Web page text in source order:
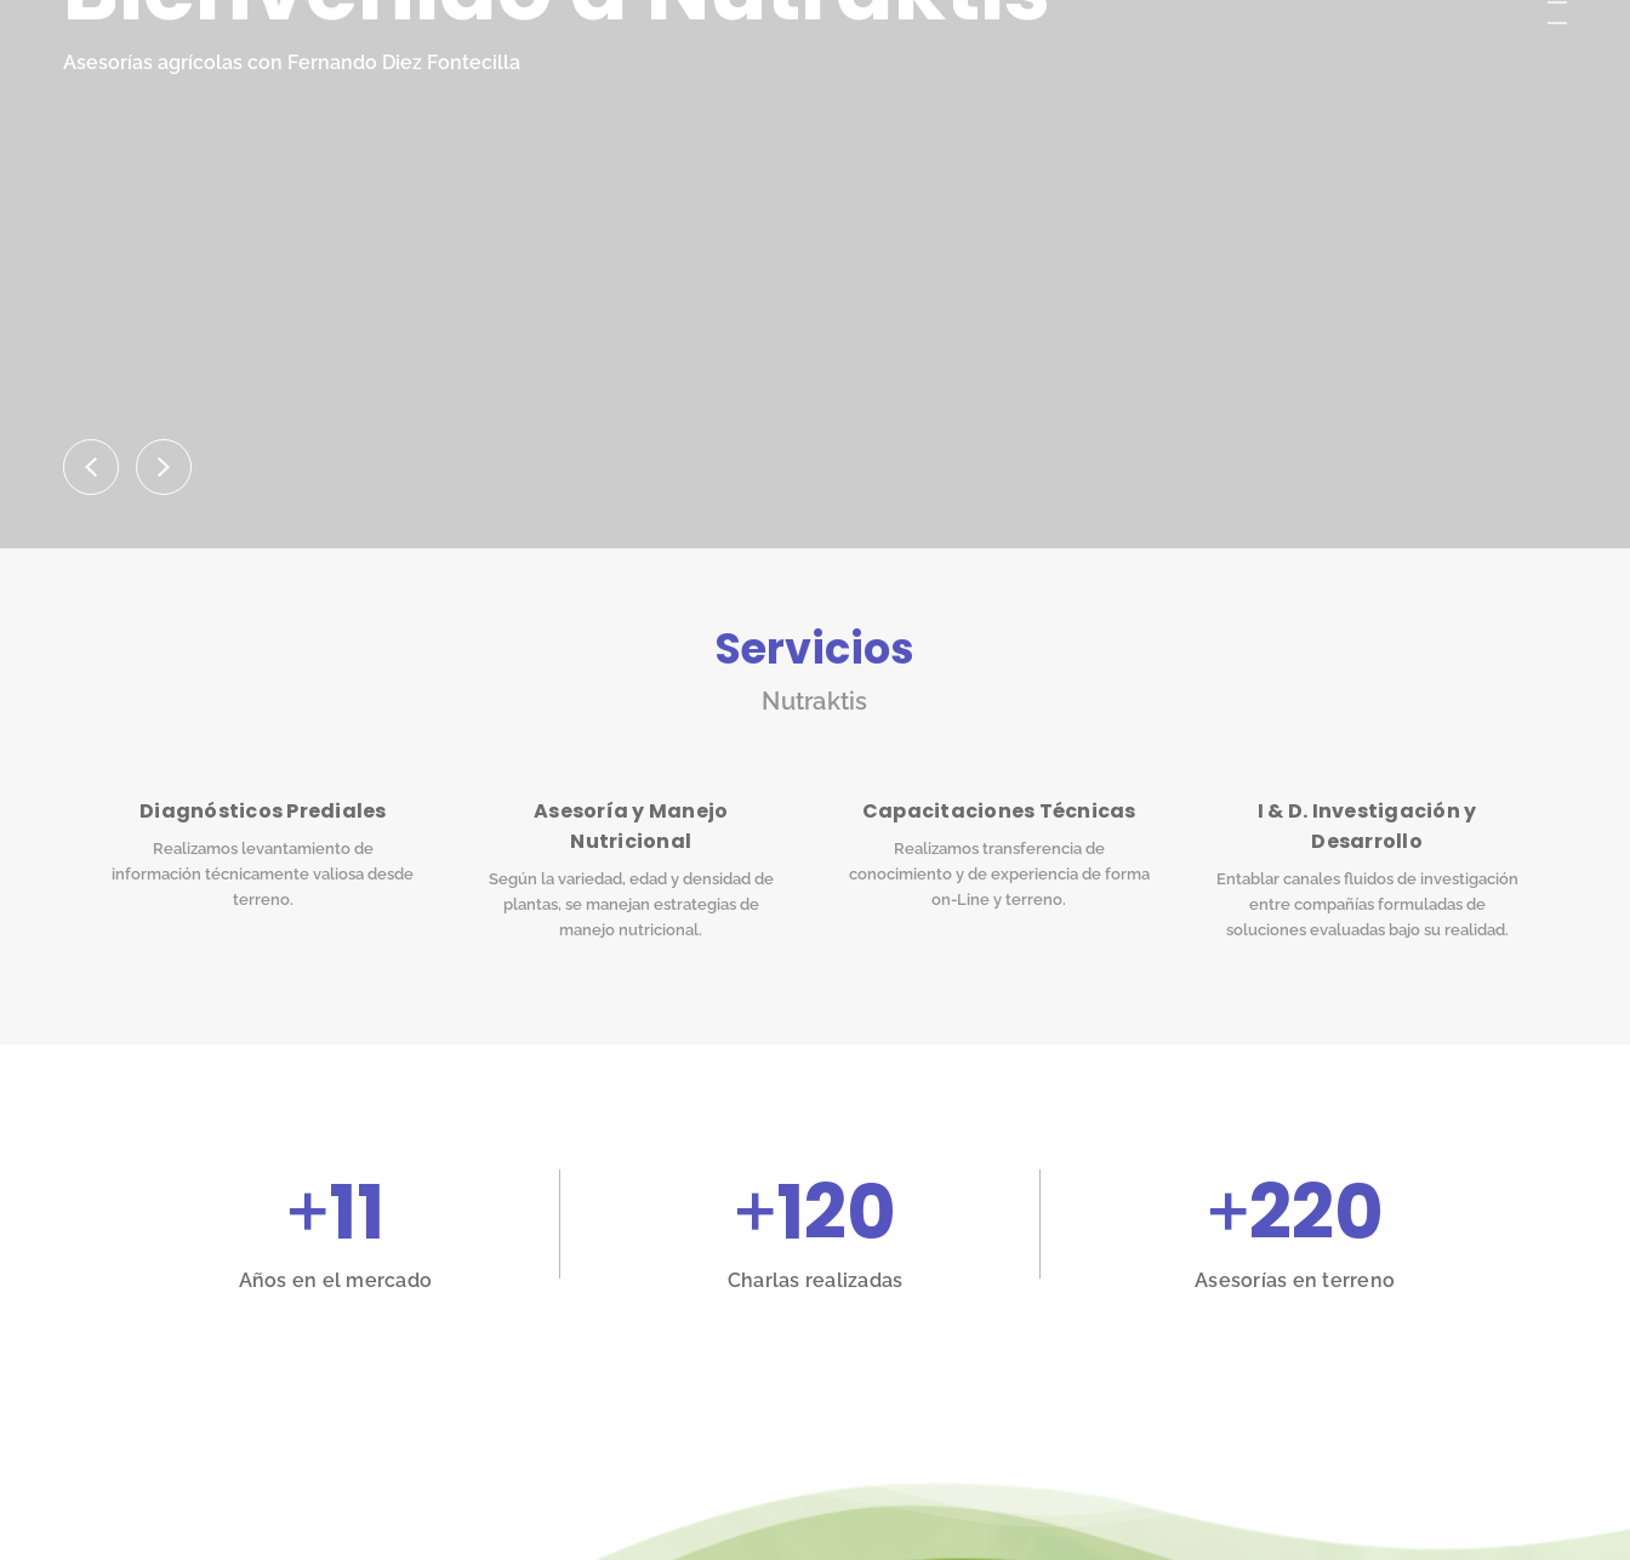
Asesorías agrícolas con Fernando Diez Fontecilla
Servicios
Nutraktis
Diagnósticos Prediales
Realizamos levantamiento de
información técnicamente valiosa desde
terreno.
Asesoría y Manejo
Nutricional
Según la variedad, edad y densidad de
plantas, se manejan estrategias de
manejo nutricional.
Capacitaciones Técnicas
Realizamos transferencia de
conocimiento y de experiencia de forma
on-Line y terreno.
I & D. Investigación y
Desarrollo
Entablar canales fluidos de investigación
entre compañías formuladas de
soluciones evaluadas bajo su realidad.
+11
Años en el mercado
+120
Charlas realizadas
+220
Asesorías en terreno